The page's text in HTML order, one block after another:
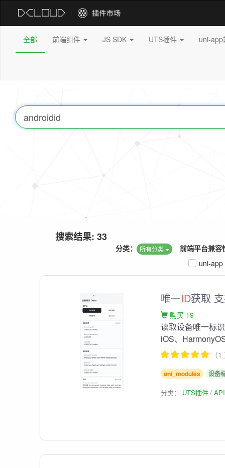
全部 前端组件 JS SDK UTS插件 uni-
搜索结果: 33
前端平台兼容
分类： 所有分类
uni-app
唯一ID获取
购买 19
读取设备唯一标
iOS、
（
uni_modules 设备
分类： UTS插件